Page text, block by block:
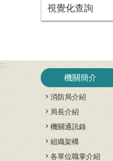
視覺化查詢
:::
機關簡介
消防局介紹
局長介紹
機關通訊錄
組織架構
各單位職掌介紹